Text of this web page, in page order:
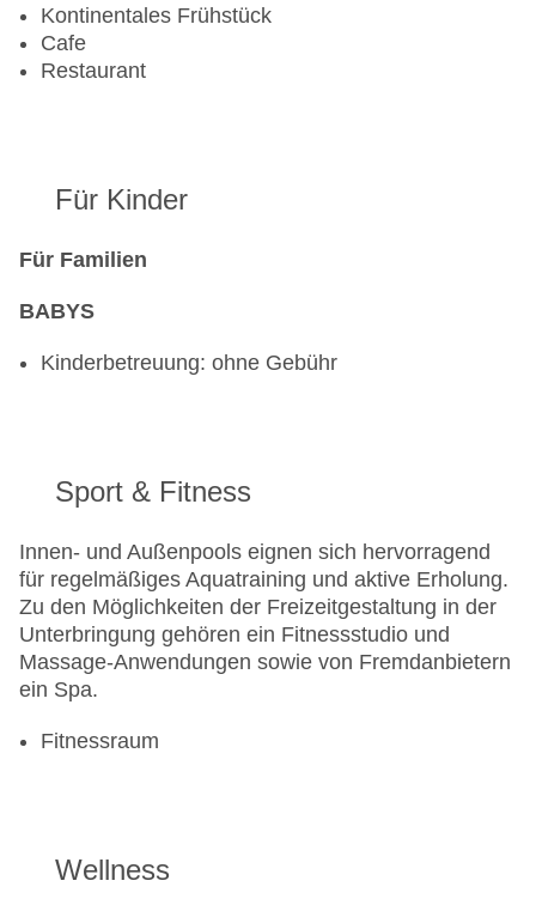
Kontinentales Frühstück
Cafe
Restaurant
Für Kinder
Für Familien
BABYS
Kinderbetreuung: ohne Gebühr
Sport & Fitness
Innen- und Außenpools eignen sich hervorragend
für regelmäßiges Aquatraining und aktive Erholung.
Zu den Möglichkeiten der Freizeitgestaltung in der
Unterbringung gehören ein Fitnessstudio und
Massage-Anwendungen sowie von Fremdanbietern
ein Spa.
Fitnessraum
Wellness